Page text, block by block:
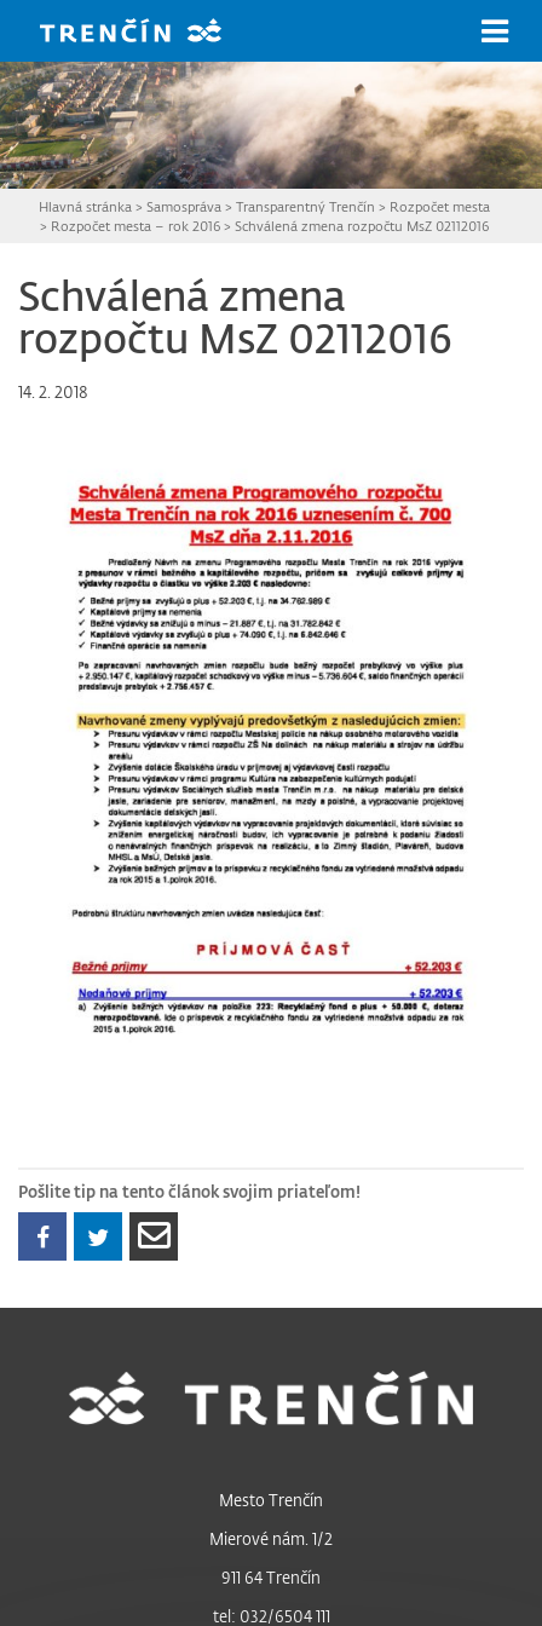
Hlavná stránka > Samospráva > Transparentný Trenčín > Rozpočet mesta
> Rozpočet mesta – rok 2016> Schválená zmena rozpočtu MsZ 02112016
Schválená zmena
rozpočtu MsZ 02112016
14. 2. 2018
Pošlite tip na tento článok svojim priateľom!
Mesto Trenčín
Mierové nám. 1/2
911 64 Trenčín
tel: 032/6504 111